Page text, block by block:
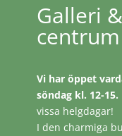
Galleri
centrum
Vi har öppet
söndag kl. 12-15.
vissa helgdagar!
I den charmiga